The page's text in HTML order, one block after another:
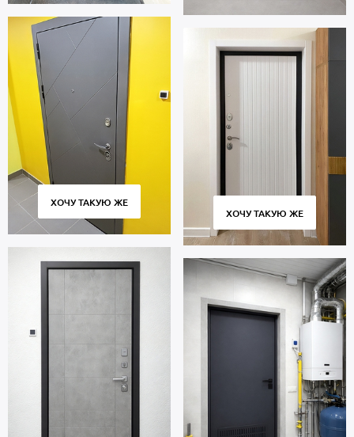
ХОЧУ ТАКУЮ ЖЕ
ХОЧУ ТАКУЮ ЖЕ